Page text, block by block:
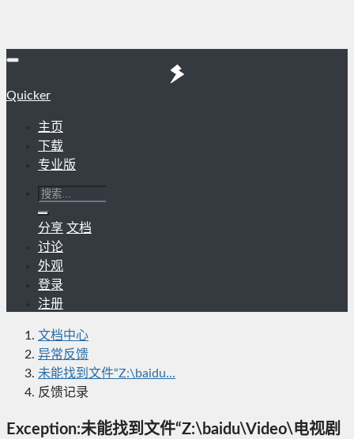
Quicker
主页
下载
专业版
分享 文档
讨论
外观
登录
注册
文档中心
异常反馈
未能找到文件“Z:\baidu...
反馈记录
Exception:未能找到文件“Z:\baidu\Video\电视剧